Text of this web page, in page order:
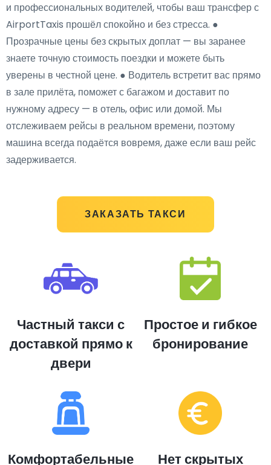
ЗАКАЗАТЬ ТАКСИ
и профессиональных водителей, чтобы ваш трансфер с
AirportTaxis прошёл спокойно и без стресса. ●
Прозрачные цены без скрытых доплат — вы заранее
знаете точную стоимость поездки и можете быть
уверены в честной цене. ● Водитель встретит вас прямо
в зале прилёта, поможет с багажом и доставит по
нужному адресу — в отель, офис или домой. Мы
отслеживаем рейсы в реальном времени, поэтому
машина всегда подаётся вовремя, даже если ваш рейс
задерживается.
Частный такси с
доставкой прямо к
двери
Простое и гибкое
бронирование
Комфортабельные
Нет скрытых